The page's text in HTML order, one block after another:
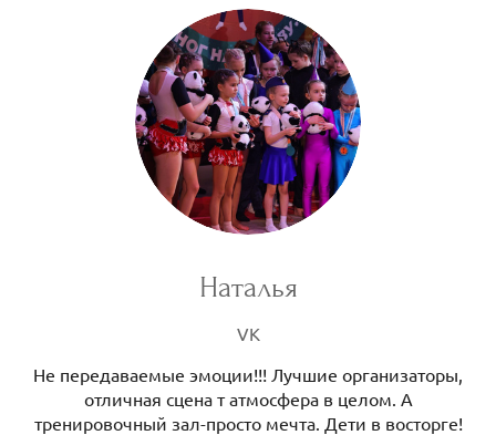
Наталья
VK
Не передаваемые эмоции!!! Лучшие организаторы,
отличная сцена т атмосфера в целом. А
тренировочный зал-просто мечта. Дети в восторге!